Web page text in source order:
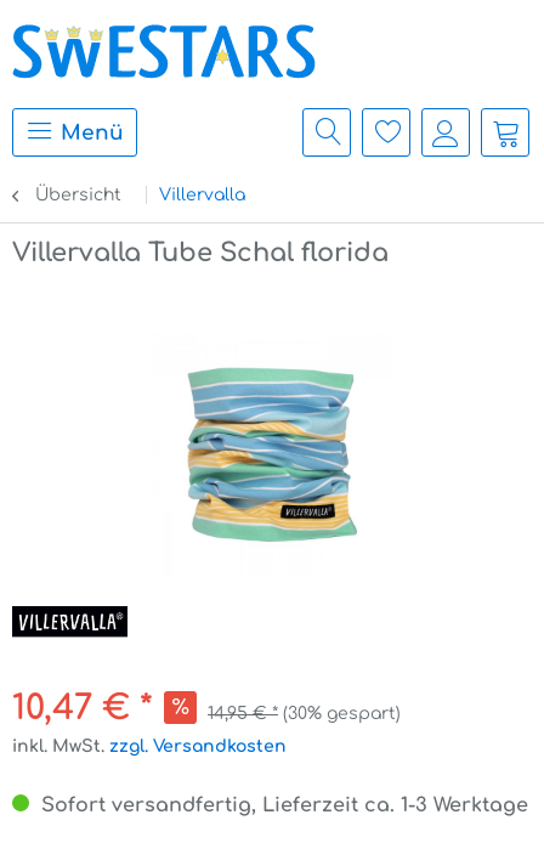
Menü
Übersicht Villervalla
Villervalla Tube Schal florida
10,47 € * 14,95 € * (30% gespart)
inkl. MwSt. zzgl. Versandkosten
Sofort versandfertig, Lieferzeit ca. 1-3 Werktage